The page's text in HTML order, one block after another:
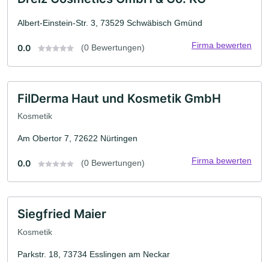
Albert-Einstein-Str. 3, 73529 Schwäbisch Gmünd
0.0 (0 Bewertungen) Firma bewerten
FilDerma Haut und Kosmetik GmbH
Kosmetik
Am Obertor 7, 72622 Nürtingen
0.0 (0 Bewertungen) Firma bewerten
Siegfried Maier
Kosmetik
Parkstr. 18, 73734 Esslingen am Neckar